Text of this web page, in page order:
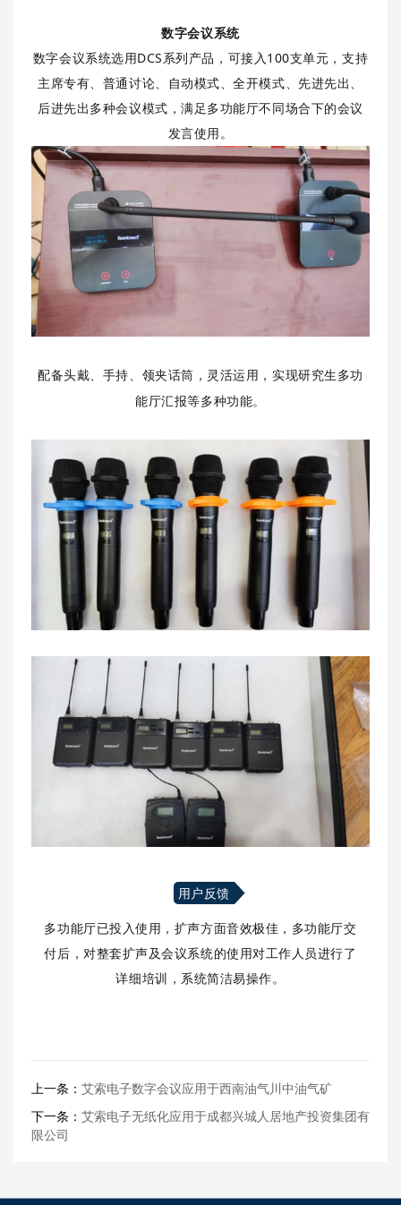
数字会议系统
数字会议系统选用DCS系列产品，可接入100支单元，支持
主席专有、普通讨论、自动模式、全开模式、先进先出、
后进先出多种会议模式，满足多功能厅不同场合下的会议
发言使用。
配备头戴、手持、领夹话筒，灵活运用，实现研究生多功
能厅汇报等多种功能。
用户反馈
多功能厅已投入使用，扩声方面音效极佳，多功能厅交
付后，对整套扩声及会议系统的使用对工作人员进行了
详细培训，系统简洁易操作。
上一条： 艾索电子数字会议应用于西南油气川中油气矿
下一条： 艾索电子无纸化应用于成都兴城人居地产投资集团有
限公司